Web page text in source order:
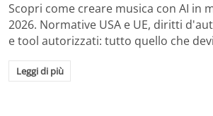
Scopri come creare musica con AI in
2026. Normative USA e UE, diritti
e tool autorizzati: tutto quello che
Leggi di più